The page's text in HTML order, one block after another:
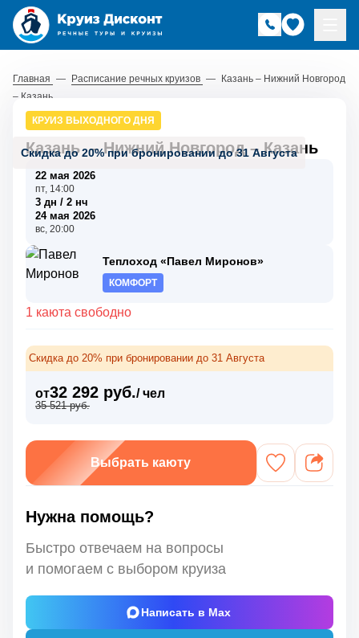
Главная — Расписание речных круизов — Казань – Нижний Новгород
– Казань
Скидка до 20% при бронировании до 31 Августа
КРУИЗ ВЫХОДНОГО ДНЯ
Казань –Нижний Новгород–Казань
22 мая 2026
пт, 14:00
3 дн / 2 нч
24 мая 2026
вс, 20:00
Теплоход «Павел Миронов»
КОМФОРТ
1 каюта свободно
Скидка до 20% при бронировании до 31 Августа
от32 292 руб./ чел
35 521 руб.
Выбрать каюту
Нужна помощь?
Быстро отвечаем на вопросы
и помогаем с выбором круиза
Написать в Max